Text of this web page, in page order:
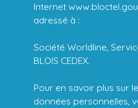
Internet
adressé à :
Société Worldline,
BLOIS CEDEX.
Pour en savoir plus sur
données personnelles,